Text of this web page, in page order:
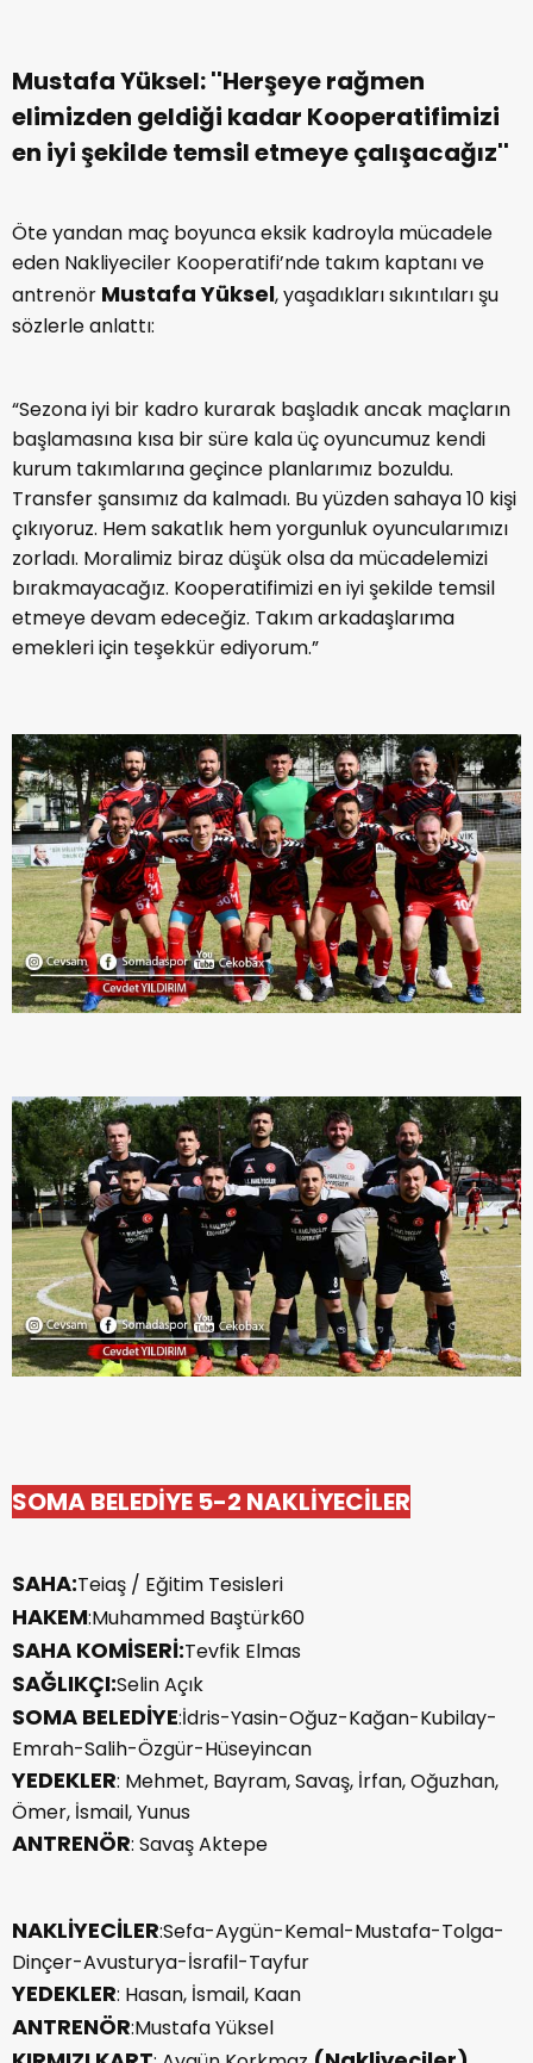
Mustafa Yüksel: ''Herşeye rağmen
elimizden geldiği kadar Kooperatifimizi
en iyi şekilde temsil etmeye çalışacağız''
Öte yandan maç boyunca eksik kadroyla mücadele
eden Nakliyeciler Kooperatifi’nde takım kaptanı ve
antrenör Mustafa Yüksel, yaşadıkları sıkıntıları şu
sözlerle anlattı:
“Sezona iyi bir kadro kurarak başladık ancak maçların
başlamasına kısa bir süre kala üç oyuncumuz kendi
kurum takımlarına geçince planlarımız bozuldu.
Transfer şansımız da kalmadı. Bu yüzden sahaya 10 kişi
çıkıyoruz. Hem sakatlık hem yorgunluk oyuncularımızı
zorladı. Moralimiz biraz düşük olsa da mücadelemizi
bırakmayacağız. Kooperatifimizi en iyi şekilde temsil
etmeye devam edeceğiz. Takım arkadaşlarıma
emekleri için teşekkür ediyorum.”
SOMA BELEDİYE 5-2 NAKLİYECİLER
SAHA:Teiaş / Eğitim Tesisleri
HAKEM:Muhammed Baştürk60
SAHA KOMİSERİ:Tevfik Elmas
SAĞLIKÇI:Selin Açık
SOMA BELEDİYE:İdris-Yasin-Oğuz-Kağan-Kubilay-
Emrah-Salih-Özgür-Hüseyincan
YEDEKLER: Mehmet, Bayram, Savaş, İrfan, Oğuzhan,
Ömer, İsmail, Yunus
ANTRENÖR: Savaş Aktepe
NAKLİYECİLER:Sefa-Aygün-Kemal-Mustafa-Tolga-
Dinçer-Avusturya-İsrafil-Tayfur
YEDEKLER: Hasan, İsmail, Kaan
ANTRENÖR:Mustafa Yüksel